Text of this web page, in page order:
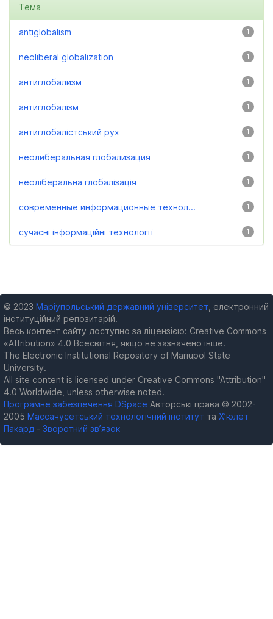
Тема
1
antiglobalism
1
neoliberal globalization
1
антиглобализм
1
антиглобалізм
1
антиглобалістський рух
1
неолиберальная глобализация
1
неоліберальна глобалізація
1
современные информационные технол...
1
сучасні інформаційні технології
© 2023 Маріупольський державний університет , електронний
інституційний репозитарій.
Весь контент сайту доступно за ліцензією: Creative Commons
«Attribution» 4.0 Всесвітня, якщо не зазначено інше.
The Electronic Institutional Repository of Mariupol State
University.
All site content is licensed under Creative Commons "Attribution"
4.0 Worldwide, unless otherwise noted.
Програмне забезпечення DSpace Авторські права © 2002-
2005 Массачусетський технологічний інститут та Х’юлет
Пакард - Зворотний зв’язок